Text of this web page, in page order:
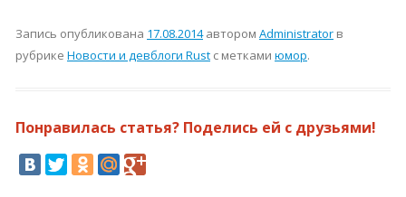
Запись опубликована 17.08.2014автором Administrator в
рубрике Новости и девблоги Rust с метками юмор.
Понравилась статья? Поделись ей с друзьями!